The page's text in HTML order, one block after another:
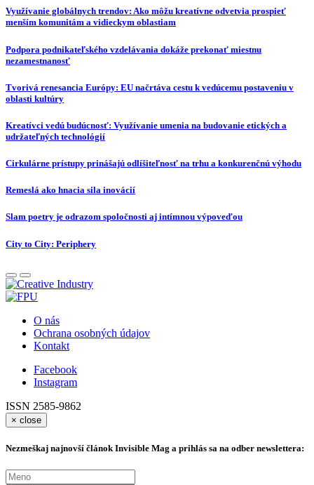
Využívanie globálnych trendov: Ako môžu kreatívne odvetvia prospieť
menším komunitám a vidieckym oblastiam
Podpora podnikateľského vzdelávania dokáže prekonať miestnu
nezamestnanosť
Tvorivá renesancia Európy: EU načrtáva cestu k vedúcemu postaveniu v
oblasti kultúry
Kreatívci vedú budúcnosť: Využívanie umenia na budovanie etických a
udržateľných technológií
Cirkulárne prístupy prinášajú odlíšiteľnosť na trhu a konkurenčnú výhodu
Remeslá ako hnacia sila inovácií
Slam poetry je odrazom spoločnosti aj intímnou výpoveďou
City to City: Periphery
O nás
Ochrana osobných údajov
Kontakt
Facebook
Instagram
ISSN 2585-9862
× close
Nezmeškaj najnovší článok Invisible Mag a prihlás sa na odber newslettera: